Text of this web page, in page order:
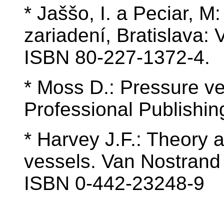
* Jaššo, I. a Peciar,
zariadení, Bratislava:
ISBN 80-227-1372-4.
* Moss D.: Pressure
Professional
* Harvey J.F.: Theory
vessels. Van
ISBN 0-442-23248-9